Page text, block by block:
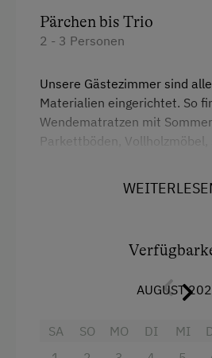
Pärchen bis Trio
2 - 3 Personen
Unsere Gästezimmer sind
Materialien eingerichtet. So
Wendematratzen mit
Parkettböden, Vollholzmöbel,
Balkon/Terrasse
Doppelbett (Kingsize)
AUGUST
SA
SO
MO
DI
MI